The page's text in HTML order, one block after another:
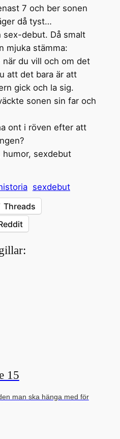
7 och ber sonen
då tyst…
sex-debut. Då smalt
mjuka stämma:
du vill och om det
att det bara är att
gick och la sig.
sonen sin far och
ont i röven efter att
humor, sexdebut
sexdebut
Threads
15
man ska hänga med för